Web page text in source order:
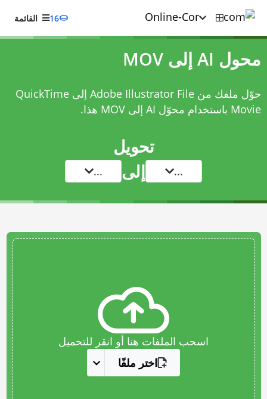
16 القائمة
محول AI إلى MOV
حوّل ملفك من Adobe Illustrator File إلى QuickTime
Movie باستخدام
محوّل AI إلى MOV هذا.
تحويل
... إلى ...
اسحب الملفات هنا أو انقر للتحميل
اختر ملفًا